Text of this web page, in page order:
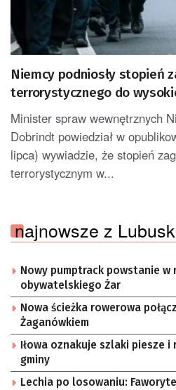
Niemcy podniosły stopień
terrorystycznego do
Minister spraw wewnętrznych
Dobrindt powiedział w
lipca) wywiadzie, że stopień
terrorystycznym w...
najnowsze z
Nowy pumptrack powstanie w
obywatelskiego Żar
Nowa ścieżka rowerowa
Żaganówkiem
Iłowa oznakuje szlaki piesze
gminy
Lechia po losowaniu: